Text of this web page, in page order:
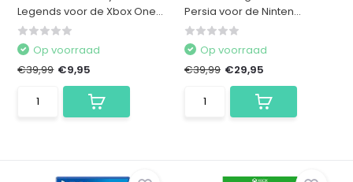
Legends voor de Xbox One...
Op voorraad
€39,99 €9,95
Persia voor de Ninten...
Op voorraad
€39,99 €29,95